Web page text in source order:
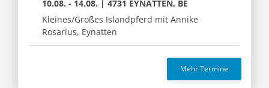
10.08. - 14.08. | 4731 EYNATTEN, BE
Kleines/Großes Islandpferd mit Annike
Rosarius, Eynatten
Mehr Termine